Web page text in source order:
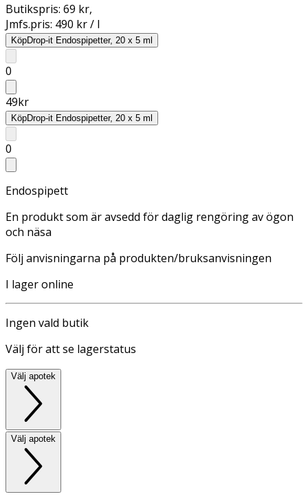
Butikspris: 69 kr,
Jmfs.pris: 490 kr / l
KöpDrop-it Endospipetter, 20 x 5 ml
0
49kr
KöpDrop-it Endospipetter, 20 x 5 ml
0
Endospipett
En produkt som är avsedd för daglig rengöring av ögon
och näsa
Följ anvisningarna på produkten/bruksanvisningen
I lager online
Ingen vald butik
Välj för att se lagerstatus
Välj apotek
Välj apotek